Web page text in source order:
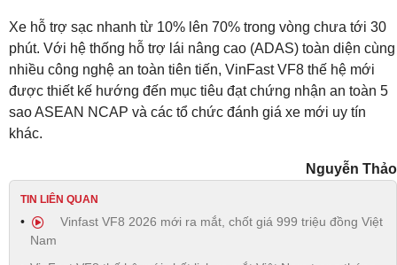
Xe hỗ trợ sạc nhanh từ 10% lên 70% trong vòng chưa tới 30
phút. Với hệ thống hỗ trợ lái nâng cao (ADAS) toàn diện cùng
nhiều công nghệ an toàn tiên tiến, VinFast VF8 thế hệ mới
được thiết kế hướng đến mục tiêu đạt chứng nhận an toàn 5
sao ASEAN NCAP và các tổ chức đánh giá xe mới uy tín
khác.
Nguyễn Thảo
TIN LIÊN QUAN
Vinfast VF8 2026 mới ra mắt, chốt giá 999 triệu đồng Việt
Nam